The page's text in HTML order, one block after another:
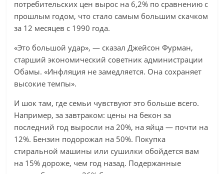
потребительских цен вырос на 6,2% по сравнению с
прошлым годом, что стало самым большим скачком
за 12 месяцев с 1990 года.
«Это большой удар», — сказал Джейсон Фурман,
старший экономический советник администрации
Обамы. «Инфляция не замедляется. Она сохраняет
высокие темпы».
И шок там, где семьи чувствуют это больше всего.
Например, за завтраком: цены на бекон за
последний год выросли на 20%, на яйца — почти на
12%. Бензин подорожал на 50%. Покупка
стиральной машины или сушилки обойдется вам
на 15% дороже, чем год назад. Подержанные